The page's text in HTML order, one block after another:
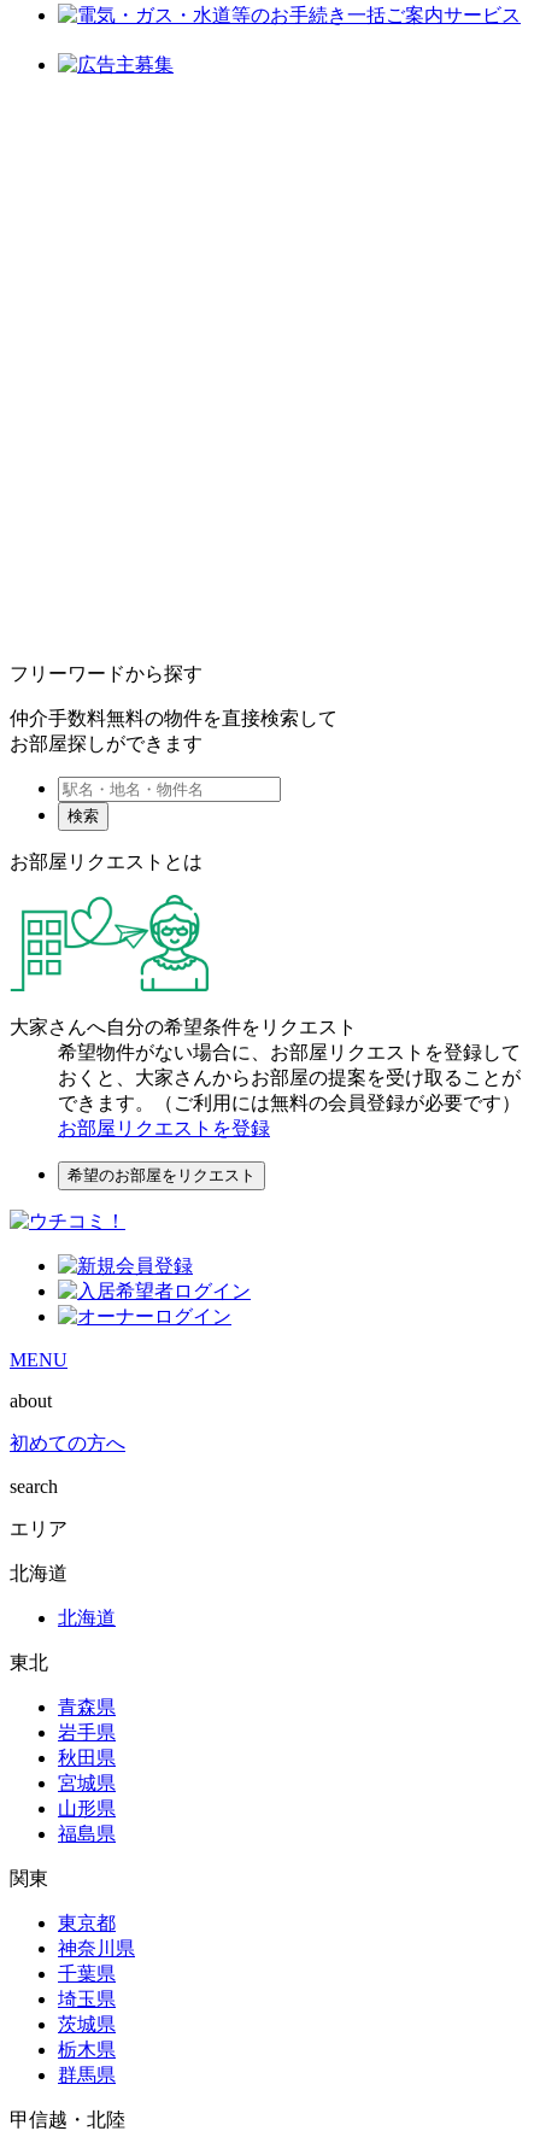
フリーワードから探す
仲介手数料無料の物件を直接検索して
お部屋探しができます
検索
お部屋リクエストとは
大家さんへ自分の希望条件をリクエスト
希望物件がない場合に、お部屋リクエストを登録して
おくと、大家さんからお部屋の提案を受け取ることが
できます。（ご利用には無料の会員登録が必要です）
お部屋リクエストを登録
希望のお部屋をリクエスト
MENU
about
初めての方へ
search
エリア
北海道
北海道
東北
青森県
岩手県
秋田県
宮城県
山形県
福島県
関東
東京都
神奈川県
千葉県
埼玉県
茨城県
栃木県
群馬県
甲信越・北陸